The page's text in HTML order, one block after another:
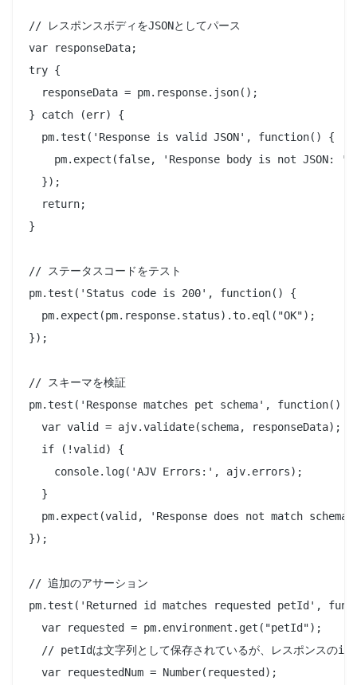
// レスポンスボディをJSONとしてパース
var responseData;
try {
  responseData = pm.response.json();
} catch (err) {
  pm.test('Response is valid JSON', function() {
pm.expect(false, 'Response body is not JSON: '
  });
  return;
}
// ステータスコードをテスト
pm.test('Status code is 200', function() {
  pm.expect(pm.response.status).to.eql("OK");
});
// スキーマを検証
pm.test('Response matches pet schema', function() {
  var valid = ajv.validate(schema, responseData);
  if (!valid) {
    console.log('AJV Errors:', ajv.errors);
  }
pm.expect(valid, 'Response does not match
});
// 追加のアサーション
pm.test('Returned id matches requested petId',
  var requested = pm.environment.get("petId");
// petIdは文字列として保存されているが、レスポンスのid
  var requestedNum = Number(requested);